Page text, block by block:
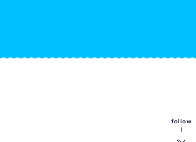
follow